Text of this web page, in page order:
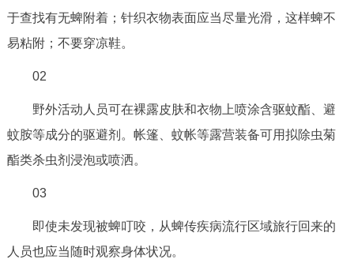
于查找有无蜱附着；针织衣物表面应当尽量光滑，这样蜱不
易粘附；不要穿凉鞋。
02
野外活动人员可在裸露皮肤和衣物上喷涂含驱蚊酯、避
蚊胺等成分的驱避剂。帐篷、蚊帐等露营装备可用拟除虫菊
酯类杀虫剂浸泡或喷洒。
03
即使未发现被蜱叮咬，从蜱传疾病流行区域旅行回来的
人员也应当随时观察身体状况。